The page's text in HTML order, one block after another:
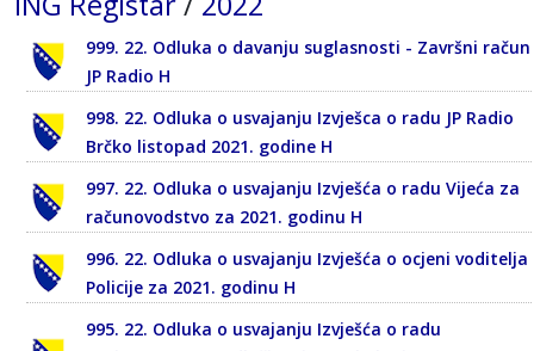
999. 22. Odluka o davanju suglasnosti - Završni račun
JP Radio H
998. 22. Odluka o usvajanju Izvješca o radu JP Radio
Brčko listopad 2021. godine H
997. 22. Odluka o usvajanju Izvješća o radu Vijeća za
računovodstvo za 2021. godinu H
996. 22. Odluka o usvajanju Izvješća o ocjeni voditelja
Policije za 2021. godinu H
995. 22. Odluka o usvajanju Izvješća o radu